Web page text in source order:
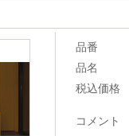
品番
品名
税込価格
コメント